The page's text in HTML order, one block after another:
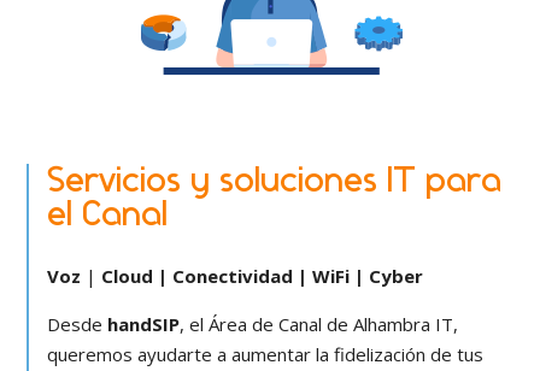
Servicios y soluciones IT para
el Canal
Voz | Cloud | Conectividad | WiFi | Cyber
Desde handSIP, el Área de Canal de Alhambra IT,
queremos ayudarte a aumentar la fidelización de tus